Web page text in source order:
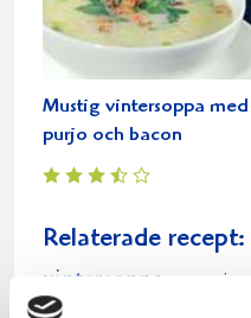
Mustig vintersoppa med
purjo och bacon
Relaterade recept:
vintersoppa mustig
te
mustig vintersoppa